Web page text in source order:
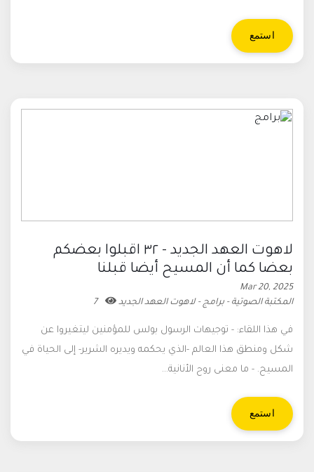
استمع
لاهوت العهد الجديد - ٣٢ اقبلوا بعضكم
بعضا كما أن المسيح أيضا قبلنا
Mar 20, 2025
المكتبة الصوتية - برامج - لاهوت العهد الجديد
7
في هذا اللقاء: - توجيهات الرسول بولس للمؤمنين ليتغيروا عن
شكل ومنطق هذا العالم -الذي يحكمه ويديره الشرير- إلى الحياة في
المسيح. - ما معنى روح الأنانية...
استمع